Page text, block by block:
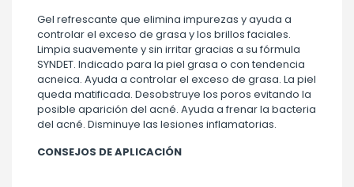
Gel refrescante que elimina impurezas y ayuda a
controlar el exceso de grasa y los brillos faciales.
Limpia suavemente y sin irritar gracias a su fórmula
SYNDET. Indicado para la piel grasa o con tendencia
acneica. Ayuda a controlar el exceso de grasa. La piel
queda matificada. Desobstruye los poros evitando la
posible aparición del acné. Ayuda a frenar la bacteria
del acné. Disminuye las lesiones inflamatorias.
CONSEJOS DE APLICACIÓN